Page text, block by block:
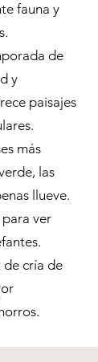
fauna y
de
y
paisajes
más
las
llueve.
ver
de cría de